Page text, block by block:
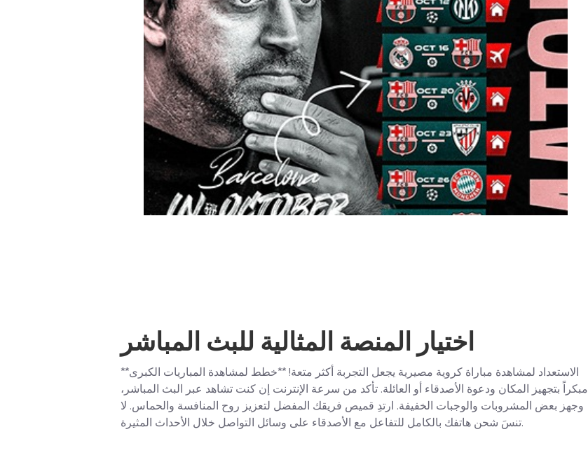
اختيار المنصة المثالية للبث المباشر
الاستعداد لمشاهدة مباراة كروية مصيرية يجعل التجربة أكثر متعة! **خطط لمشاهدة المباريات الكبرى**
مبكراً بتجهيز المكان ودعوة الأصدقاء أو العائلة. تأكد من سرعة الإنترنت إن كنت تشاهد عبر البث المباشر،
وجهز بعض المشروبات والوجبات الخفيفة. ارتدِ قميص فريقك المفضل لتعزيز روح المنافسة والحماس. لا
تنسَ شحن هاتفك بالكامل للتفاعل مع الأصدقاء على وسائل التواصل خلال الأحداث المثيرة.